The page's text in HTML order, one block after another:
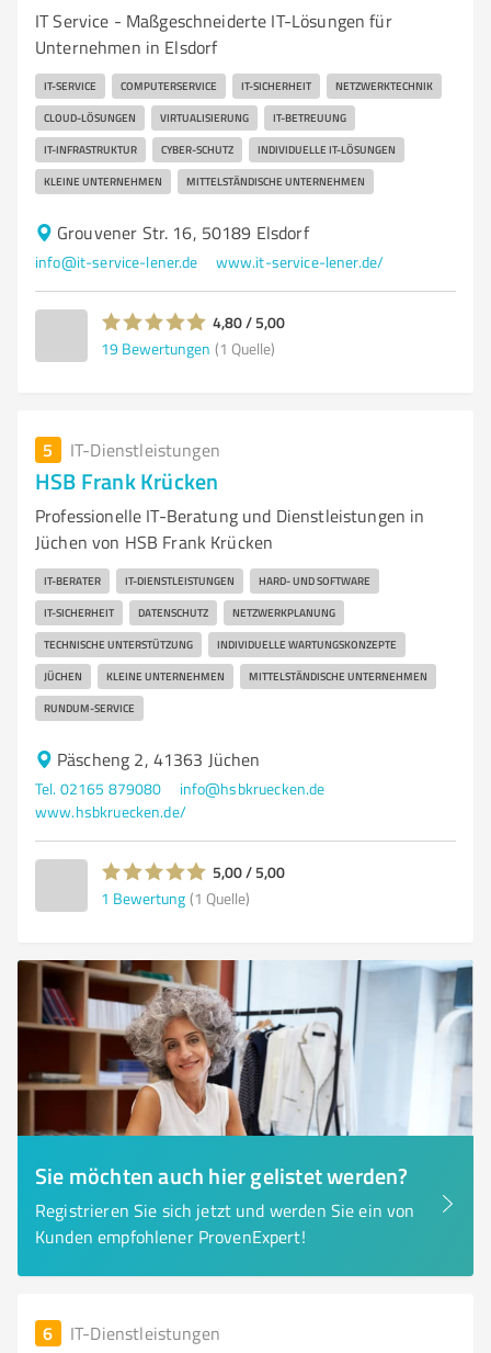
IT Service - Maßgeschneiderte IT-Lösungen für
Unternehmen in Elsdorf
IT-SERVICE COMPUTERSERVICE IT-SICHERHEIT NETZWERKTECHNIK
CLOUD-LÖSUNGEN VIRTUALISIERUNG IT-BETREUUNG
IT-INFRASTRUKTUR CYBER-SCHUTZ INDIVIDUELLE IT-LÖSUNGEN
KLEINE UNTERNEHMEN MITTELSTÄNDISCHE UNTERNEHMEN
Grouvener Str. 16, 50189 Elsdorf
info@it-service-lener.de www.it-service-lener.de/
4,80 / 5,00
19 Bewertungen (1 Quelle)
5 IT-Dienstleistungen
HSB Frank Krücken
Professionelle IT-Beratung und Dienstleistungen in
Jüchen von HSB Frank Krücken
IT-BERATER IT-DIENSTLEISTUNGEN HARD- UND SOFTWARE
IT-SICHERHEIT DATENSCHUTZ NETZWERKPLANUNG
TECHNISCHE UNTERSTÜTZUNG INDIVIDUELLE WARTUNGSKONZEPTE
JÜCHEN KLEINE UNTERNEHMEN MITTELSTÄNDISCHE UNTERNEHMEN
RUNDUM-SERVICE
Päscheng 2, 41363 Jüchen
Tel. 02165 879080
info@hsbkruecken.de
www.hsbkruecken.de/
5,00 / 5,00
1 Bewertung (1 Quelle)
Sie möchten auch hier gelistet werden?
Registrieren Sie sich jetzt und werden Sie ein von
Kunden empfohlener ProvenExpert!
6 IT-Dienstleistungen